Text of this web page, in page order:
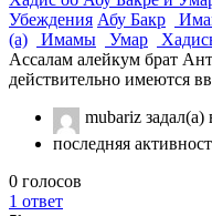
Убеждения Абу Бакр
(а)
Имамы Умар
Ассалам алейкум брат
действительно имеются
mubariz задал(а)
последняя
0 голосов
1 ответ